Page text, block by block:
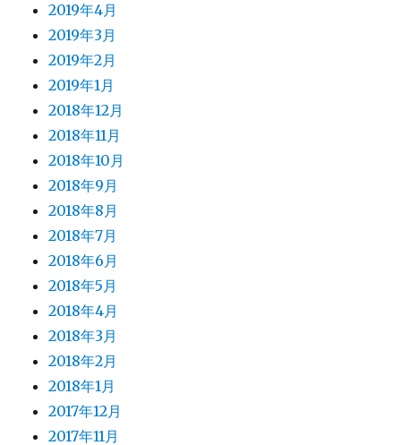
2019年4月
2019年3月
2019年2月
2019年1月
2018年12月
2018年11月
2018年10月
2018年9月
2018年8月
2018年7月
2018年6月
2018年5月
2018年4月
2018年3月
2018年2月
2018年1月
2017年12月
2017年11月